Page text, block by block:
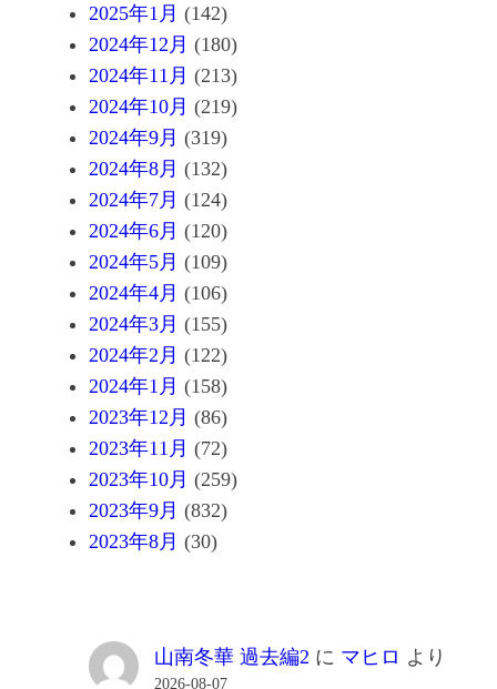
2025年1月 (142)
2024年12月 (180)
2024年11月 (213)
2024年10月 (219)
2024年9月 (319)
2024年8月 (132)
2024年7月 (124)
2024年6月 (120)
2024年5月 (109)
2024年4月 (106)
2024年3月 (155)
2024年2月 (122)
2024年1月 (158)
2023年12月 (86)
2023年11月 (72)
2023年10月 (259)
2023年9月 (832)
2023年8月 (30)
山南冬華 過去編2 に マヒロ より
2026-08-07